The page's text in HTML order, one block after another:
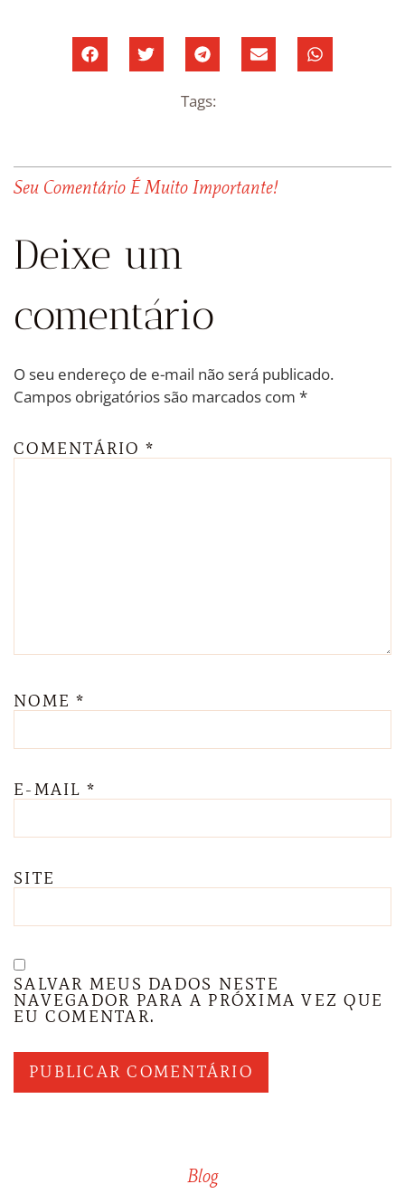
Tags:
Seu Comentário É Muito Importante!
Deixe um
comentário
O seu endereço de e-mail não será publicado.
Campos obrigatórios são marcados com *
COMENTÁRIO *
NOME*
E-MAIL *
SITE
SALVAR MEUS DADOS NESTE
NAVEGADOR PARA A PRÓXIMA VEZ QUE
EU COMENTAR.
Blog